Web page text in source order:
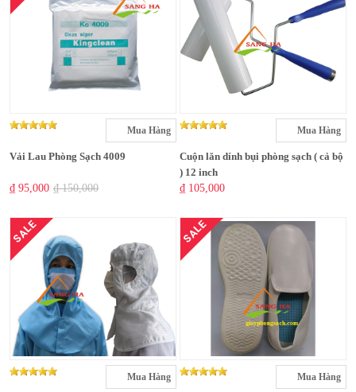
Mua Hàng
Vải Lau Phòng Sạch 4009
₫ 95,000 ₫ 150,000
Mua Hàng
Cuộn lăn dính bụi phòng sạch ( cả bộ
) 12 inch
₫ 105,000
SALE
Mua Hàng
SALE
Mua Hàng